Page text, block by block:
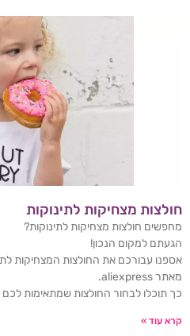
חולצות מצחיקות לתינוקות
מחפשים חולצות מצחיקות לתינוקות?
הגעתם למקום הנכון!
אספנו עבורכם את החולצות המצחיקות
מאתר aliexpress.
כך תוכלו לבחור החולצות שמתאימות לכם
קרא עוד »